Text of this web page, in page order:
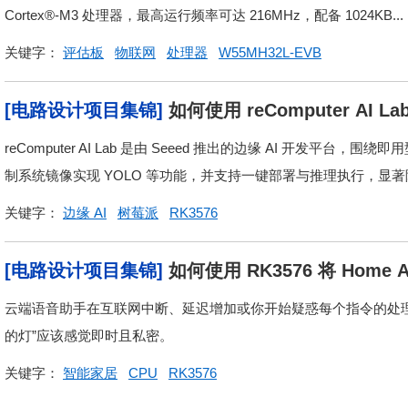
Cortex®-M3 处理器，最高运行频率可达 216MHz，配备 1024KB...
关键字： 评估板 物联网 处理器 W55MH32L-EVB
[电路设计项目集锦] 如何使用 reComputer AI
reComputer AI Lab 是由 Seeed 推出的边缘 AI 开发平台，围绕即
制系统镜像实现 YOLO 等功能，并支持一键部署与推理执行，显
关键字： 边缘 AI 树莓派 RK3576
[电路设计项目集锦] 如何使用 RK3576 将 Home
云端语音助手在互联网中断、延迟增加或你开始疑惑每个指令的
的灯”应该感觉即时且私密。
关键字： 智能家居 CPU RK3576